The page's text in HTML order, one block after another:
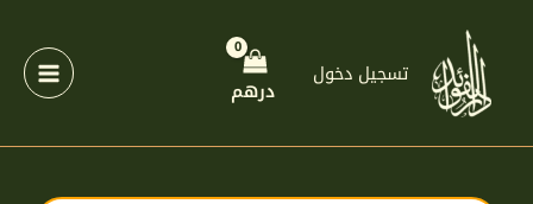
المحتوى
تسجيل دخول
درهم